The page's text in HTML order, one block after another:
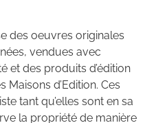
des oeuvres originales
vendues avec
et des produits d’édition
d’Edition. Ces
tant qu’elles sont en sa
la propriété de manière